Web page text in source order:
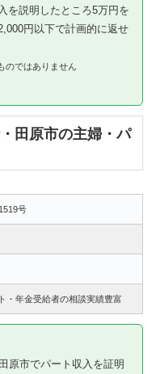
を説明したところ5万円を
円以下で計画的に返せ
のではありません
田原市の主婦・パ
号
・年金受給者の相談実績豊富
原市でパート収入を証明